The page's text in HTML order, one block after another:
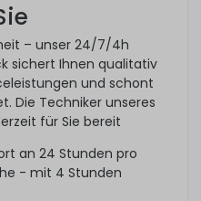
– unser 24/7/4h
sichert Ihnen qualitativ
und schont
Die Techniker unseres
für Sie bereit
an 24 Stunden pro
- mit 4 Stunden